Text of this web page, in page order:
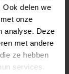
Ook delen we
onze
analyse. Deze
met andere
ze hebben
services.